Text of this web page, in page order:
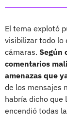
El tema explotó
visibilizar todo lo
cámaras. Según
comentarios
amenazas que
de los mensajes
habría dicho que
encendió todas